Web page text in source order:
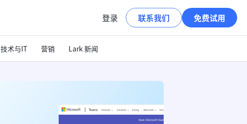
登录 联系我们 免费试用
技术与IT 营销 Lark 新闻